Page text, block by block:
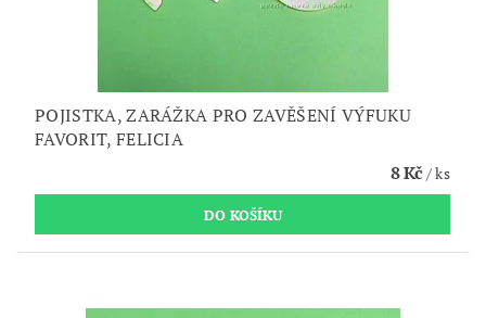
POJISTKA, ZARÁŽKA PRO ZAVĚŠENÍ VÝFUKU
FAVORIT, FELICIA
8 Kč/ ks